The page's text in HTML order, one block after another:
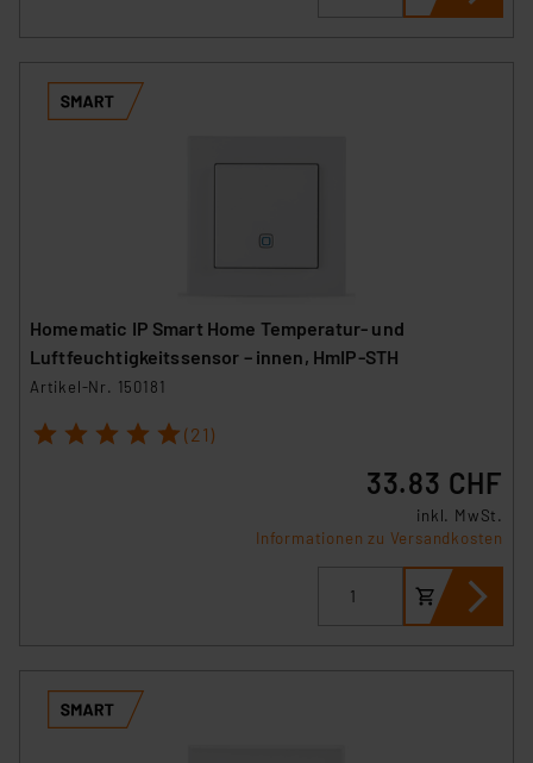
Homematic IP Smart Home Temperatur- und
Luftfeuchtigkeitssensor – innen, HmIP-STH
Artikel-Nr. 150181
1 2 3 4 5 (21)
33.83 CHF
inkl. MwSt.
Informationen zu Versandkosten